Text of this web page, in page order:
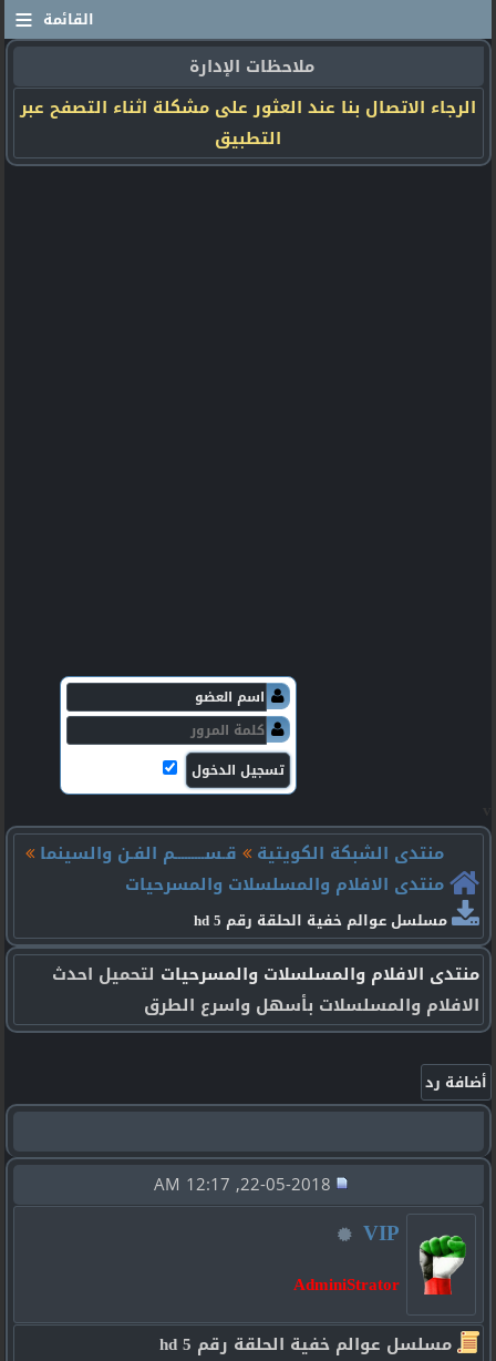
≡ القائمة
ملاحظات الإدارة
الرجاء الاتصال بنا عند العثور على مشكلة اثناء التصفح عبر
التطبيق
منتدى الشبكة الكويتية
قـســـــــــم الفـن والسينما
منتدى الافلام والمسلسلات والمسرحيات
مسلسل عوالم خفية الحلقة رقم 5 hd
منتدى الافلام والمسلسلات والمسرحيات لتحميل احدث
الافلام والمسلسلات بأسهل واسرع الطرق
VIP
AdminiStrator
مسلسل عوالم خفية الحلقة رقم 5 hd